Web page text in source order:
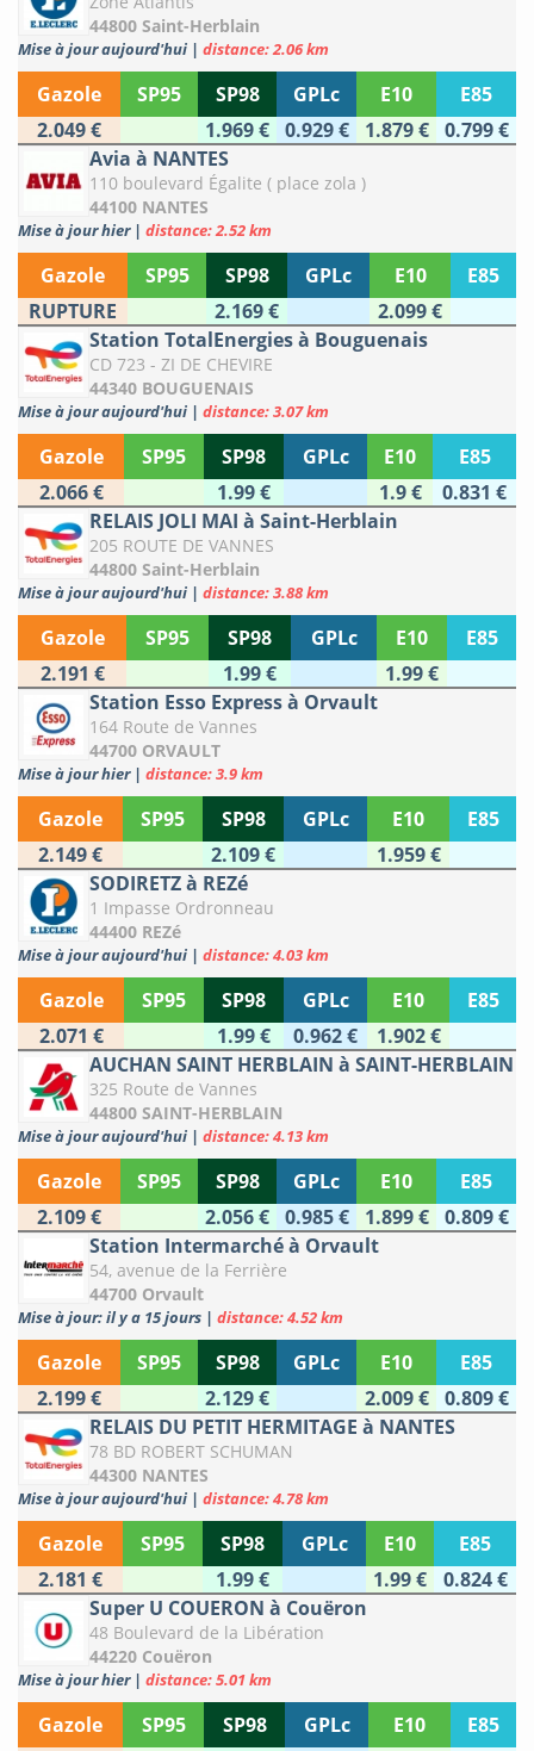
44800 Saint-Herblain
Mise à jour aujourd'hui | distance: 2.06 km
Gazole SP95 SP98 GPLc E10
E85
2.049 €
1.969 € 0.929 € 1.879 €
0.799 €
Avia à NANTES
110 boulevard Égalite ( place zola )
44100 NANTES
Mise à jour hier | distance: 2.52 km
Gazole SP95 SP98 GPLc E10
E85
RUPTURE
2.169 €
2.099 €
Station TotalEnergies à Bouguenais
CD 723 - ZI DE CHEVIRE
44340 BOUGUENAIS
Mise à jour aujourd'hui | distance: 3.07 km
Gazole SP95 SP98 GPLc E10
E85
2.066 €
1.99 € 1.9 €
0.831 €
RELAIS JOLI MAI à Saint-Herblain
205 ROUTE DE VANNES
44800 Saint-Herblain
Mise à jour aujourd'hui | distance: 3.88 km
Gazole SP95 SP98 GPLc E10
E85
2.191 €
1.99 €
1.99 €
Station Esso Express à Orvault
164 Route de Vannes
44700 ORVAULT
Mise à jour hier | distance: 3.9 km
Gazole SP95 SP98 GPLc E10
E85
2.149 €
2.109 €
1.959 €
SODIRETZ à REZé
1 Impasse Ordronneau
44400 REZé
Mise à jour aujourd'hui | distance: 4.03 km
Gazole SP95 SP98 GPLc E10
E85
2.071 €
1.99 € 0.962 €
1.902 €
AUCHAN SAINT HERBLAIN à SAINT-HERBLAIN
325 Route de Vannes
44800 SAINT-HERBLAIN
Mise à jour aujourd'hui | distance: 4.13 km
Gazole SP95 SP98 GPLc E10
E85
2.109 €
2.056 € 0.985 € 1.899 €
0.809 €
Station Intermarché à Orvault
54, avenue de la Ferrière
44700 Orvault
Mise à jour: il y a 15 jours | distance: 4.52 km
Gazole SP95 SP98 GPLc E10
E85
2.199 €
2.129 € 2.009 €
0.809 €
RELAIS DU PETIT HERMITAGE à NANTES
78 BD ROBERT SCHUMAN
44300 NANTES
Mise à jour aujourd'hui | distance: 4.78 km
Gazole SP95 SP98 GPLc E10
E85
2.181 €
1.99 € 1.99 €
0.824 €
Super U COUERON à Couëron
48 Boulevard de la Libération
44220 Couëron
Mise à jour hier | distance: 5.01 km
Gazole SP95 SP98 GPLc E10
E85